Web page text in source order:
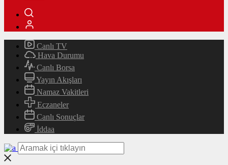
Canlı TV
Hava Durumu
Canlı Borsa
Yayın Akışları
Namaz Vakitleri
Eczaneler
Canlı Sonuçlar
İddaa